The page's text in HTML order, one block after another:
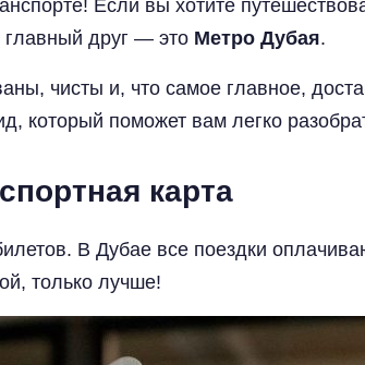
Если вы хотите
друг — это Метро Дубая.
чисты и, что самое главное,
который поможет вам легко
карта
В Дубае все поездки
только лучше!